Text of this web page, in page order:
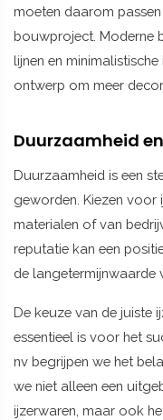
moeten daarom
bouwproject. Moderne
lijnen en
ontwerp om meer
Duurzaamheid
Duurzaamheid is een
geworden. Kiezen voor
materialen of van
reputatie kan een
de langetermijnwaarde
De keuze van de juiste
essentieel is voor het
nv begrijpen we het
we niet alleen een
ijzerwaren, maar ook